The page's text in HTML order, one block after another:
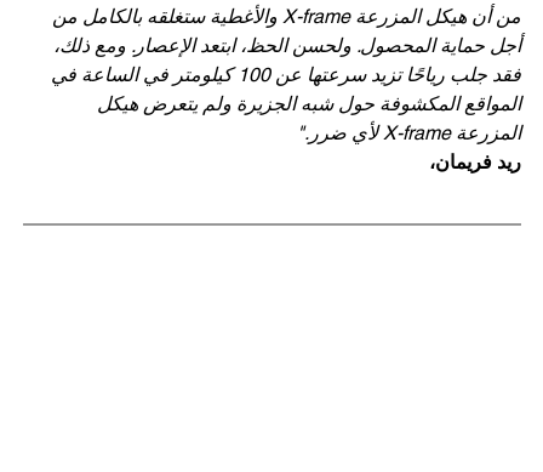
من أن هيكل المزرعة X-frame والأغطية ستغلقه بالكامل من
أجل حماية المحصول. ولحسن الحظ، ابتعد الإعصار. ومع ذلك،
فقد جلب رياحًا تزيد سرعتها عن 100 كيلومتر في الساعة في
المواقع المكشوفة حول شبه الجزيرة ولم يتعرض هيكل
المزرعة X-frame لأي ضرر."
ريد فريمان،